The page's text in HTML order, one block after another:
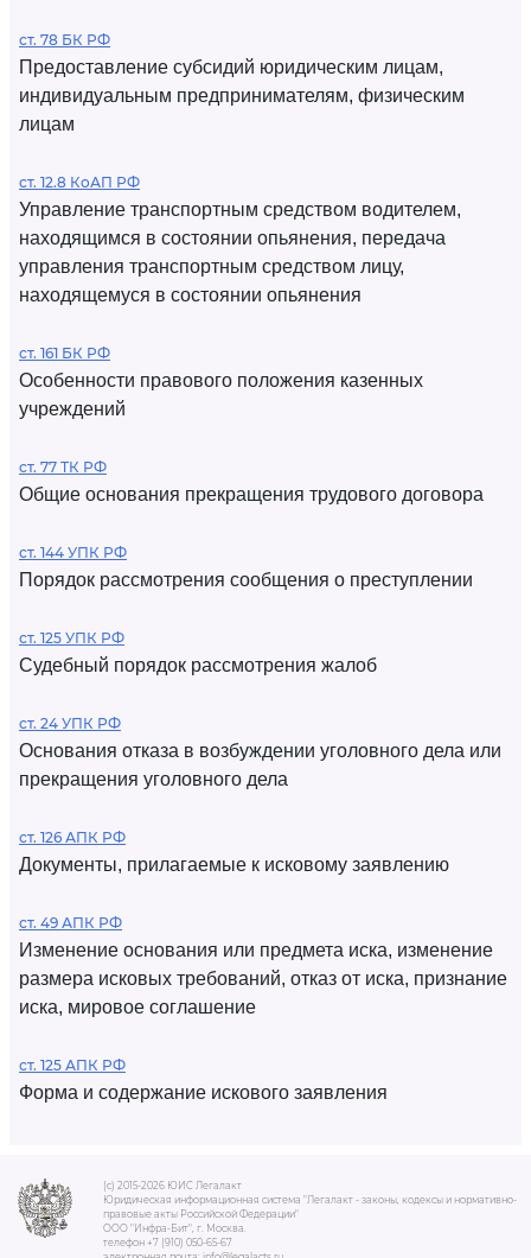
ст. 78 БК РФ
Предоставление субсидий юридическим лицам,
индивидуальным предпринимателям, физическим
лицам
ст. 12.8 КоАП РФ
Управление транспортным средством водителем,
находящимся в состоянии опьянения, передача
управления транспортным средством лицу,
находящемуся в состоянии опьянения
ст. 161 БК РФ
Особенности правового положения казенных
учреждений
ст. 77 ТК РФ
Общие основания прекращения трудового договора
ст. 144 УПК РФ
Порядок рассмотрения сообщения о преступлении
ст. 125 УПК РФ
Судебный порядок рассмотрения жалоб
ст. 24 УПК РФ
Основания отказа в возбуждении уголовного дела или
прекращения уголовного дела
ст. 126 АПК РФ
Документы, прилагаемые к исковому заявлению
ст. 49 АПК РФ
Изменение основания или предмета иска, изменение
размера исковых требований, отказ от иска, признание
иска, мировое соглашение
ст. 125 АПК РФ
Форма и содержание искового заявления
(c) 2015-2026 ЮИС Легалакт
Юридическая информационная система "Легалакт - законы, кодексы и нормативно-
правовые акты Российской Федерации"
ООО "Инфра-Бит", г. Москва.
телефон +7 (910) 050-65-67